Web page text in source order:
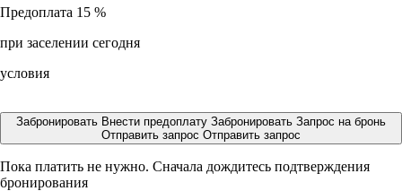
Предоплата 15 %
при заселении сегодня
условия
Забронировать Внести предоплату Забронировать Запрос на бронь
Отправить запрос Отправить запрос
Пока платить не нужно. Сначала дождитесь подтверждения
бронирования